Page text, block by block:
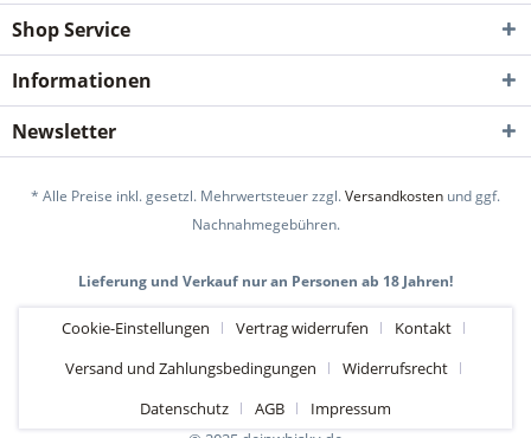
Shop Service
Informationen
Newsletter
* Alle Preise inkl. gesetzl. Mehrwertsteuer zzgl.Versandkosten und ggf.
Nachnahmegebühren.
Lieferung und Verkauf nur an Personen ab 18 Jahren!
Cookie-Einstellungen Vertrag widerrufen
Kontakt
Versand und Zahlungsbedingungen
Widerrufsrecht
Datenschutz
AGB
Impressum